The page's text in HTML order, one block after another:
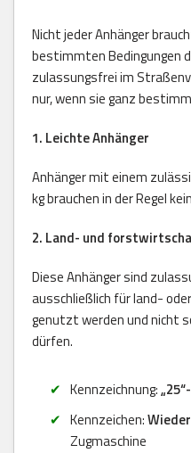
Nicht jeder Anhänger
bestimmten Bedingungen
zulassungsfrei im
nur, wenn sie ganz
1. Leichte Anhänger
Anhänger mit einem
kg brauchen in der Regel
2. Land- und
Diese Anhänger sind
ausschließlich für land-
genutzt werden und nicht
dürfen.
Kennzeichnung:
Kennzeichen:
Zugmaschine